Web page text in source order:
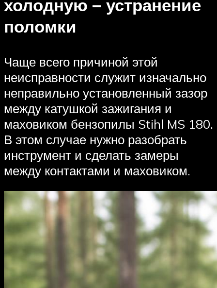
холодную – устранение
поломки
Чаще всего причиной этой
неисправности служит изначально
неправильно установленный зазор
между катушкой зажигания и
маховиком бензопилы Stihl MS 180.
В этом случае нужно разобрать
инструмент и сделать замеры
между контактами и маховиком.